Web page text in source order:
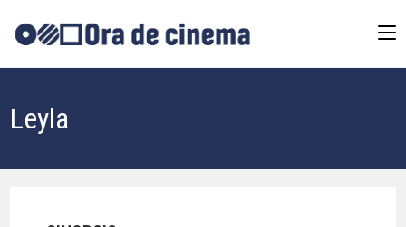
Leyla